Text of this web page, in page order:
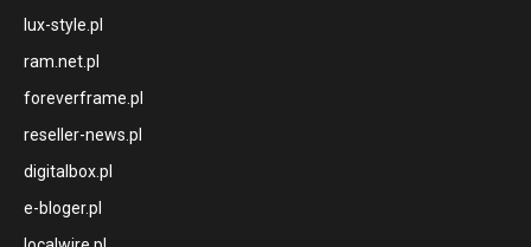
lux-style.pl
ram.net.pl
foreverframe.pl
reseller-news.pl
digitalbox.pl
e-bloger.pl